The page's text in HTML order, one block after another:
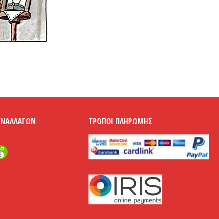
ΤΡΌΠΟΙ ΠΛΗΡΩΜΉΣ